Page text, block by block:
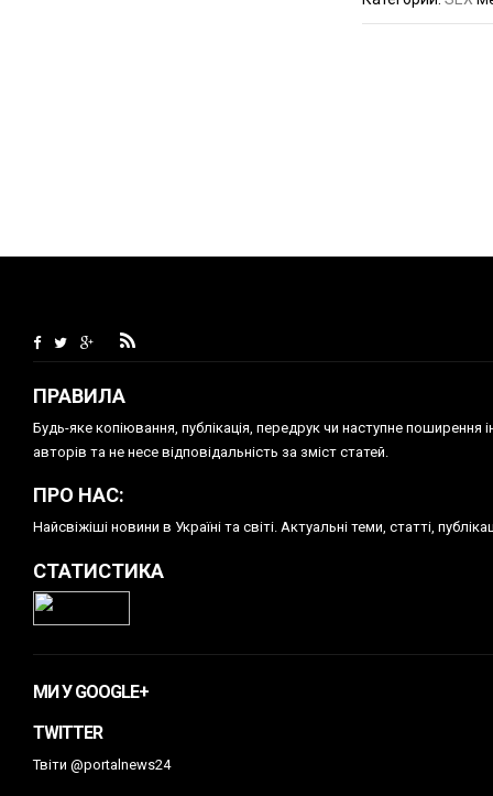
ПРАВИЛА
Будь-яке копiювання, публiкацiя, передрук чи наступне
авторів та не несе відповідальність за зміст статей.
ПРО НАС:
Найсвіжіші новини в Україні та світі. Актуальні теми, статті,
СТАТИСТИКА
МИ У GOOGLE+
TWITTER
Твіти @portalnews24